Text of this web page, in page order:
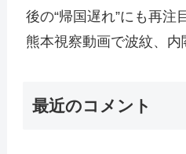
後の“帰国遅れ”にも再
熊本視察動画で波紋、内
最近のコメント